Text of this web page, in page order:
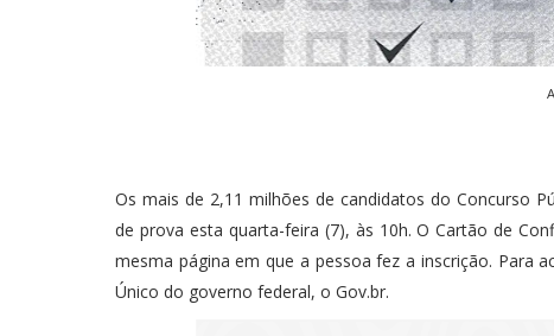
Os mais de 2,11 milhões de candidatos do Concurso
de prova esta quarta-feira (7), às 10h. O Cartão de
mesma página em que a pessoa fez a inscrição. Para
Único do governo federal, o Gov.br.